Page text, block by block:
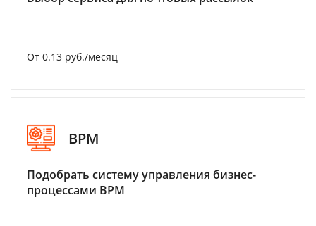
От 0.13 руб./месяц
BPM
Подобрать систему управления бизнес-
процессами BPM